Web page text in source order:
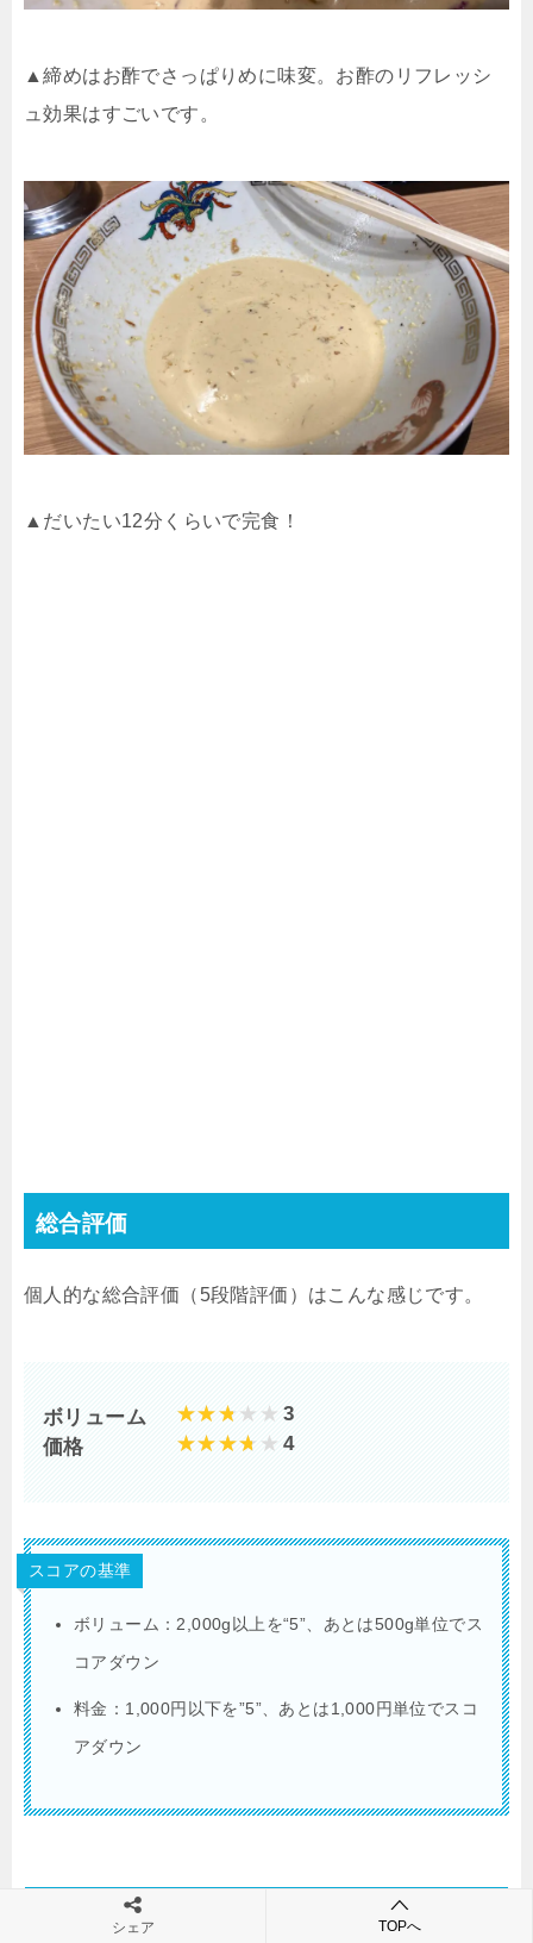
▲締めはお酢でさっぱりめに味変。お酢のリフレッシ
ュ効果はすごいです。
▲だいたい12分くらいで完食！
総合評価
個人的な総合評価（ 5段階評価）はこんな感じです。
ボリューム
3
価格
4
スコアの基準
ボリューム： 2,000g 以上を“5” 、あとは500g単位でス
コアダウン
料金： 1,000円以下を”5” 、あとは1,000円単位でスコ
アダウン
【補足】ボリューム
シェア TOPへ